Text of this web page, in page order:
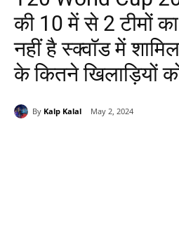
की 10 में से 2 टीमों
नहीं है स्क्वॉड में
के कितने खिलाड़ियों
By Kalp Kalal May 2, 2024